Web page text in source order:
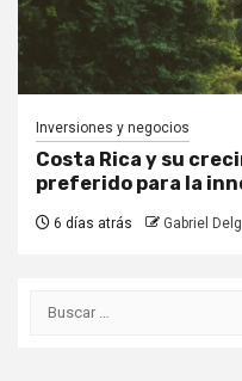
Inversiones y negocios
Costa Rica y su
preferido para la
6 días atrás Gabriel
Buscar: